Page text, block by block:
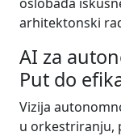
arhitektonski
AI za
Put do
Vizija
u orkestriranju,